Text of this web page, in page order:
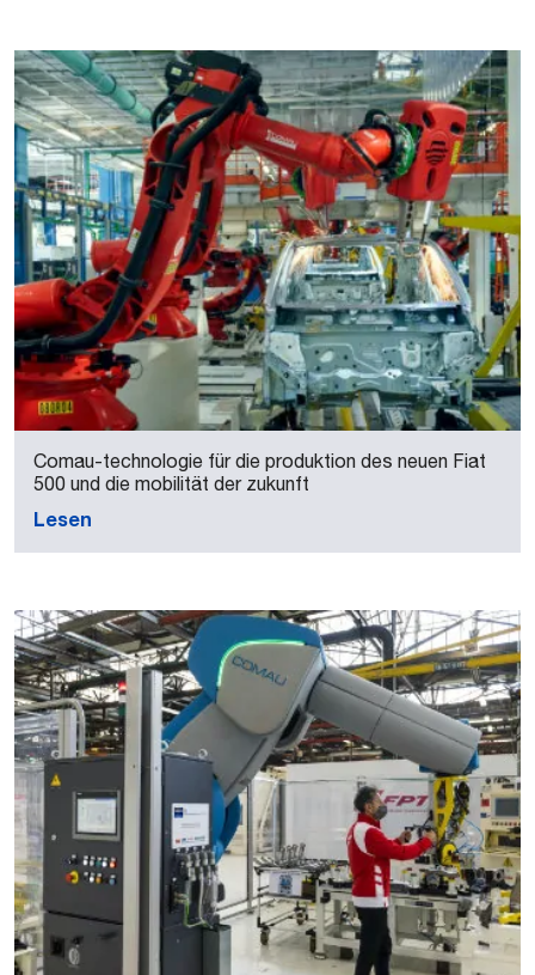
Comau-technologie für die produktion des neuen Fiat
500 und die mobilität der zukunft
Lesen